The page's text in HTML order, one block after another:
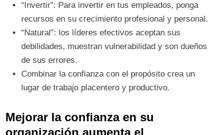
“Invertir”: Para invertir en tus empleados, ponga
recursos en su crecimiento profesional y personal.
“Natural”: los líderes efectivos aceptan sus
debilidades, muestran vulnerabilidad y son dueños
de sus errores.
Combinar la confianza con el propósito crea un
lugar de trabajo placentero y productivo.
Mejorar la confianza en su